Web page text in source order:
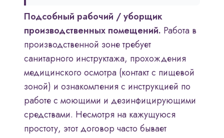
Подсобный рабочий / уборщик
производственных помещений. Работа в
производственной зоне требует
санитарного инструктажа, прохождения
медицинского осмотра (контакт с пищевой
зоной) и ознакомления с инструкцией по
работе с моющими и дезинфицирующими
средствами. Несмотря на кажущуюся
простоту, этот договор часто бывает